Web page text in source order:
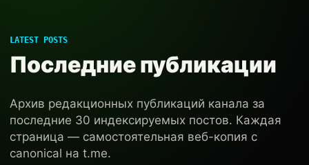
LATEST POSTS
Последние публикации
Архив редакционных публикаций канала за
последние 30 индексируемых постов. Каждая
страница — самостоятельная веб-копия с
canonical на t.me.